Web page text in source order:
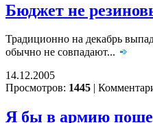
Бюджет не
Традиционно на декабрь
обычно не совпадают...
14.12.2005
Просмотров: 1445 |
Я бы в армию